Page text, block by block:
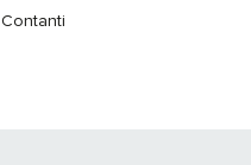
Contanti